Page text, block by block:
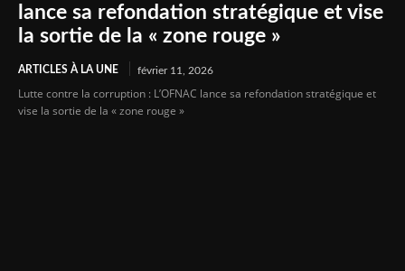
lance sa refondation stratégique et vise
la sortie de la « zone rouge »
ARTICLES À LA UNE février 11, 2026
Lutte contre la corruption : L’OFNAC lance sa refondation stratégique et
vise la sortie de la « zone rouge »